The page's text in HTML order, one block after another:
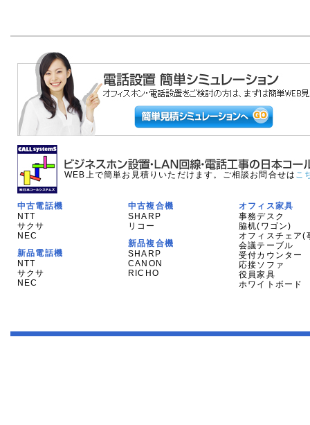
WEB上で簡単お見積りいただけます。ご相談お問合せは こ
中古電話機
NTT
サクサ
NEC
新品電話機
NTT
サクサ
NEC
中古複合機
SHARP
リコー
新品複合機
SHARP
CANON
RICHO
オフィス家具
事務デスク
脇机(ワゴン)
オフィスチェア(
会議テーブル
受付カウンター
応接ソファ
役員家具
ホワイトボード